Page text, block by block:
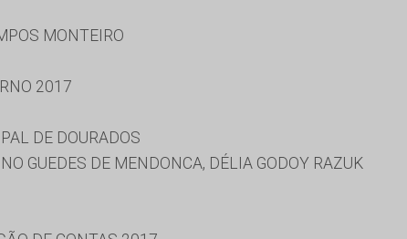
MONTEIRO
2017
DE DOURADOS
GUEDES DE MENDONCA, DÉLIA GODOY RAZUK